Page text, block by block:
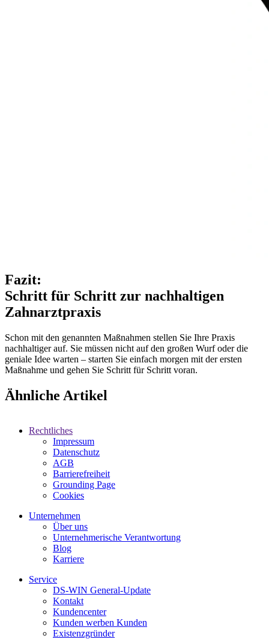
Fazit:
Schritt für Schritt zur nachhaltigen
Zahnarztpraxis
Schon mit den genannten Maßnahmen stellen Sie Ihre Praxis
nachhaltiger auf. Sie müssen nicht auf den großen Wurf oder die
geniale Idee warten – starten Sie einfach morgen mit der ersten
Maßnahme und gehen Sie Schritt für Schritt voran.
Ähnliche Artikel
Rechtliches
Impressum
Datenschutz
AGB
Barrierefreiheit
Grounding Page
Cookies
Unternehmen
Über uns
Unternehmerische Verantwortung
Blog
Karriere
Service
DS-WIN General-Update
Kontakt
Kundencenter
Kunden werben Kunden
Existenzgründer